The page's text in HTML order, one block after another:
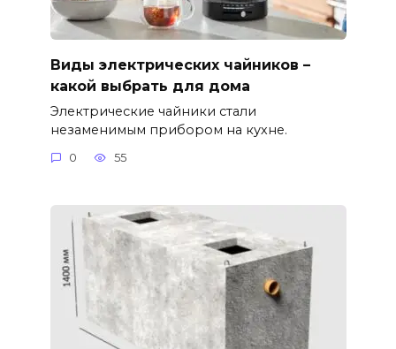
Виды электрических чайников –
какой выбрать для дома
Электрические чайники стали
незаменимым прибором на кухне.
0 55